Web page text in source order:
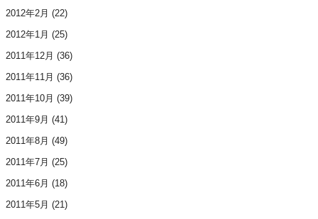
2012年2月 (22)
2012年1月 (25)
2011年12月 (36)
2011年11月 (36)
2011年10月 (39)
2011年9月 (41)
2011年8月 (49)
2011年7月 (25)
2011年6月 (18)
2011年5月 (21)